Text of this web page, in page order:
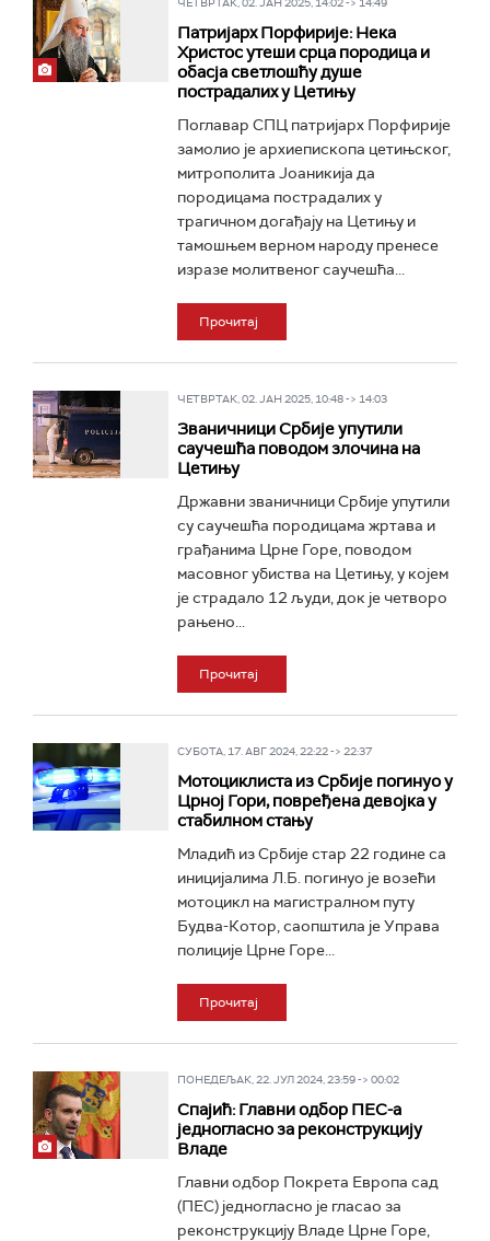
Патријарх Порфирије: Нека
Христос утеши срца породица и
обасја светлошћу душе
пострадалих у Цетињу
Поглавар СПЦ патријарх Порфирије
замолио је архиепископа цетињског,
митрополита Јоаникија да
породицама пострадалих у
трагичном догађају на Цетињу и
тамошњем верном народу пренесе
изразе молитвеног саучешћа...
Прочитај
ЧЕТВРТАК, 02. ЈАН 2025, 10:48 -> 14:03
Званичници Србије упутили
саучешћа поводом злочина на
Цетињу
Државни званичници Србије упутили
су саучешћа породицама жртава и
грађанима Црне Горе, поводом
масовног убиства на Цетињу, у којем
је страдало 12 људи, док је четворо
рањено...
Прочитај
СУБОТА, 17. АВГ 2024, 22:22 -> 22:37
Мотоциклиста из Србије погинуо у
Црној Гори, повређена девојка у
стабилном стању
Младић из Србије стар 22 године са
иницијалима Л.Б. погинуо је возећи
мотоцикл на магистралном путу
Будва-Котор, саопштила је Управа
полиције Црне Горе...
Прочитај
ПОНЕДЕЉАК, 22. ЈУЛ 2024, 23:59 -> 00:02
Спајић: Главни одбор ПЕС-а
једногласно за реконструкцију
Владе
Главни одбор Покрета Европа сад
(ПЕС) једногласно је гласао за
реконструкцију Владе Црне Горе,